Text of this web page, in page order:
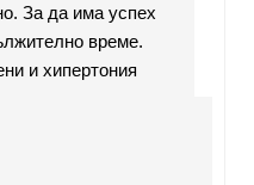
За да има успех
време.
и хипертония